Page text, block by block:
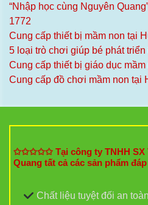
“Nhập học cùng Nguyên
1772
Cung cấp thiết bị mầm non tại
5 loại trò chơi giúp bé phát triển
Cung cấp thiết bị giáo dục
Cung cấp đồ chơi mầm non tại
✩✩✩✩✩ Tại công ty TNHH SX
Quang tất cả các sản phẩm
Chất liệu tuyệt đối an